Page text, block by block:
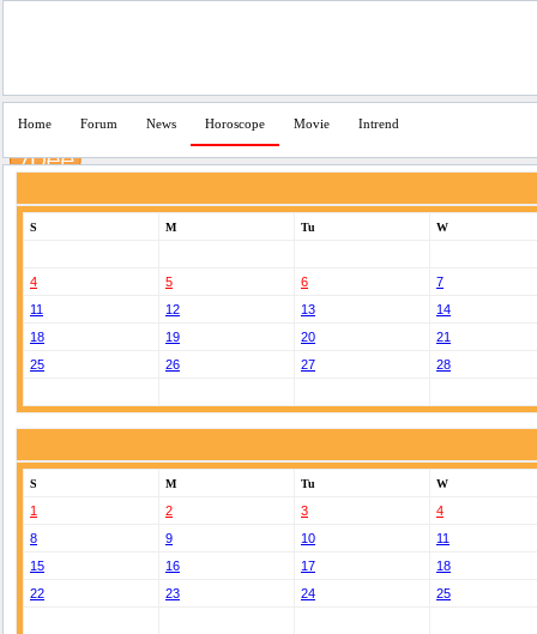
Home Forum News Horoscope Movie Intrend
S M Tu W
4 5 6
7
11
12 13
14
18
19 20
21
25
26 27 28
S M Tu W
1 2 3
4
8
9 10
11
15
16 17
18
22
23 24 25